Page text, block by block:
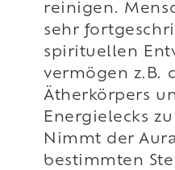
reinigen.
sehr
spirituellen
vermögen z.B.
Ätherkörpers
Energielecks
Nimmt der
bestimmten